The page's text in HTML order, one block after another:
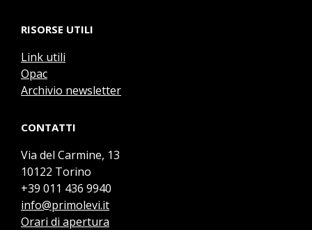
RISORSE UTILI
Link utili
Opac
Archivio newsletter
CONTATTI
Via del Carmine, 13
10122 Torino
+39 011 436 9940
info@primolevi.it
Orari di apertura